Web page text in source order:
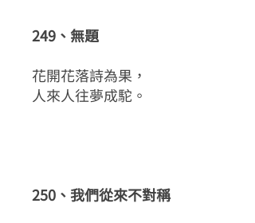
249、無題
花開花落詩為果，
人來人往夢成駝。
250、我們從來不對稱